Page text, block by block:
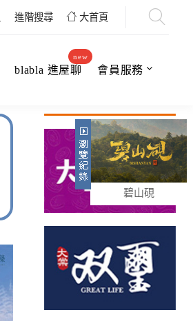
碧山硯
進階搜尋 大首頁
blabla 進屋聊
new
會員服務
龍鉅HOUSE+II 星河畔